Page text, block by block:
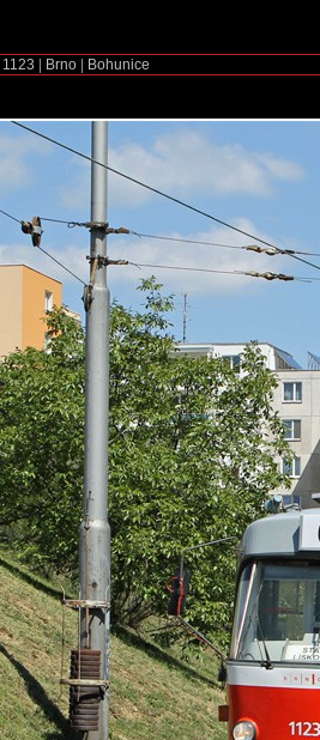
1123 Brno Bohunice